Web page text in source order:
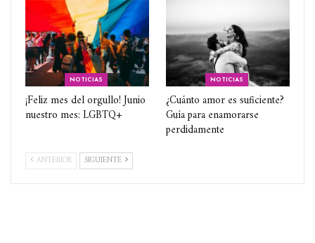
NOTICIAS
¡Feliz mes del orgullo! Junio
nuestro mes: LGBTQ+
NOTICIAS
¿Cuánto amor es suficiente?
Guía para enamorarse
perdidamente
ANTERIOR SIGUIENTE